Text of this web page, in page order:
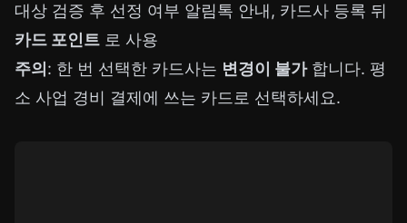
대상 검증 후 선정 여부 알림톡 안내, 카드사 등록 뒤
카드 포인트 로 사용
주의 : 한 번 선택한 카드사는 변경이 불가합니다. 평
소 사업 경비 결제에 쓰는 카드로 선택하세요.